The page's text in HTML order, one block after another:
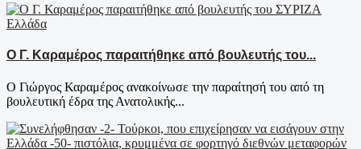
Ελλάδα
Ο Γ. Καραμέρος παραιτήθηκε από βουλευτής του...
Ο Γιώργος Καραμέρος ανακοίνωσε την παραίτησή του από τη
βουλευτική έδρα της Ανατολικής...